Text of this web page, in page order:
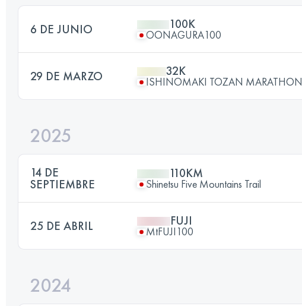
6 DE JUNIO 100K
OONAGURA100
29 DE MARZO 32K
ISHINOMAKI TOZAN MARATHON
2025
14 DE
SEPTIEMBRE
110KM
Shinetsu Five Mountains Trail
25 DE ABRIL FUJI
MtFUJI100
2024